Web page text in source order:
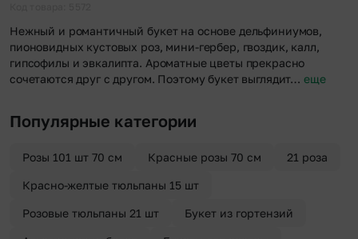
Нежный и романтичный букет на основе дельфиниумов,
пионовидных кустовых роз, мини-гербер, гвоздик, калл,
гипсофилы и эвкалипта. Ароматные цветы прекрасно
сочетаются друг с другом. Поэтому букет выглядит… еще
Популярные категории
Розы 101 шт 70 см Красные розы 70 см 21 роза
Красно-желтые тюльпаны 15 шт
Розовые тюльпаны 21 шт Букет из гортензий